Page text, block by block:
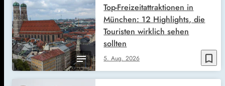
bookmark_border
5. Aug. 2026
Top-Freizeitattraktionen in
München: 12 Highlights, die
Touristen wirklich sehen
sollten